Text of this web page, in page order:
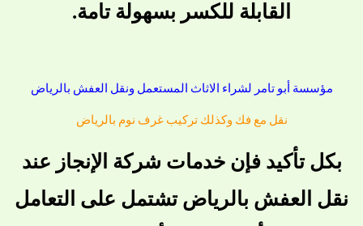
القابلة للكسر بسهولة تامة.
مؤسسة أبو تامر لشراء الاثاث المستعمل ونقل العفش بالرياض
نقل مع فك وكذلك تركيب غرف نوم بالرياض
بكل تأكيد فإن خدمات شركة الإنجاز عند
نقل العفش بالرياض تشتمل على التعامل